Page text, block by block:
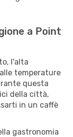
a Point
l'alta
temperature
questa
della città,
in un caffè
gastronomia